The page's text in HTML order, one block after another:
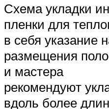
Схема укладки
пленки для
в себя указание
размещения
и мастера
рекомендуют
вдоль более